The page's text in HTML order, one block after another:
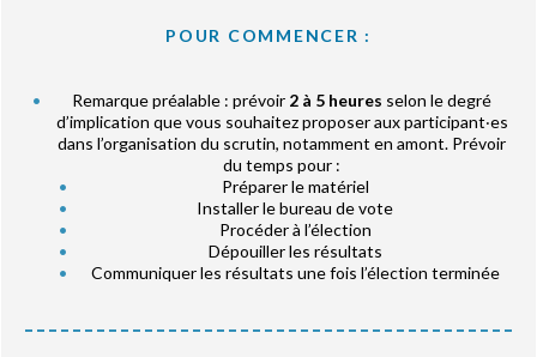
POUR COMMENCER :
Remarque préalable : prévoir 2 à 5 heures selon le degré
d’implication que vous souhaitez proposer aux participant‧es
dans l’organisation du scrutin, notamment en amont. Prévoir
du temps pour :
Préparer le matériel
Installer le bureau de vote
Procéder à l’élection
Dépouiller les résultats
Communiquer les résultats une fois l’élection terminée